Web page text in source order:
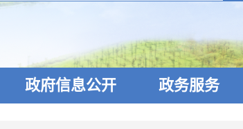
政府信息公开 政务服务